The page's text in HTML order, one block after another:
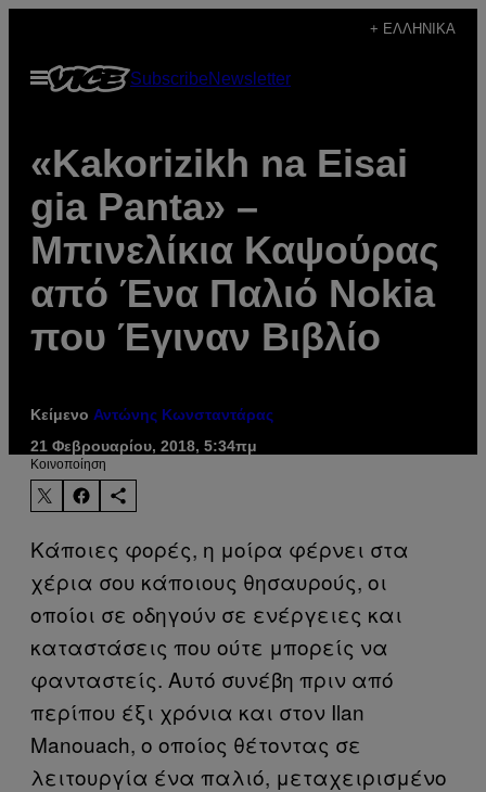
περιεχόμενο
+ ΕΛΛΗΝΙΚΆ
Ανοίξτε
το
SubscribeNewsletter
«Kakorizikh na Eisai
gia Panta» –
Μπινελίκια Καψούρας
από Ένα Παλιό Nokia
που Έγιναν Βιβλίο
Κείμενο Αντώνης Κωνσταντάρας
21 Φεβρουαρίου, 2018, 5:34πμ
Kοινοποίηση
Κάποιες φορές, η μοίρα φέρνει στα
χέρια σου κάποιους θησαυρούς, οι
οποίοι σε οδηγούν σε ενέργειες και
καταστάσεις που ούτε μπορείς να
φανταστείς. Αυτό συνέβη πριν από
περίπου έξι χρόνια και στον Ilan
Manouach, ο οποίος θέτοντας σε
λειτουργία ένα παλιό, μεταχειρισμένο